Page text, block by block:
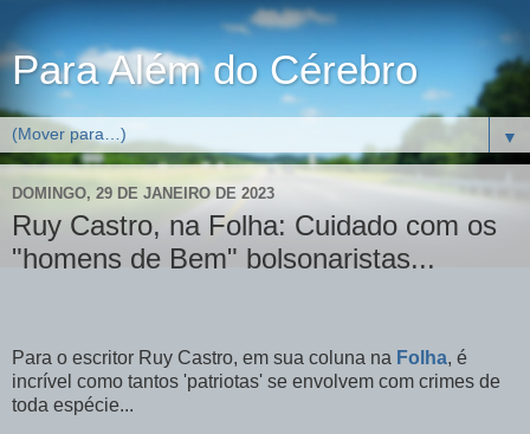
Para Além do Cérebro
▼
DOMINGO, 29 DE JANEIRO DE 2023
Ruy Castro, na Folha: Cuidado com os
"homens de Bem" bolsonaristas...
Para o escritor Ruy Castro, em sua coluna na Folha, é
incrível como tantos 'patriotas' se envolvem com crimes de
toda espécie...